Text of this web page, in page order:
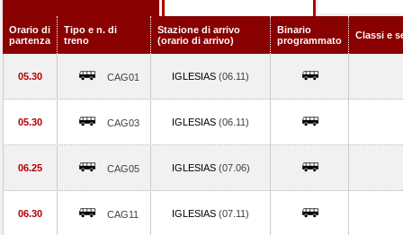
Orario di
partenza
Tipo e n. di
treno
Stazione di arrivo
(orario di arrivo)
Binario
programmato
Classi e
05.30 CAG01 IGLESIAS (06.11)
05.30 CAG03 IGLESIAS (06.11)
06.25 CAG05 IGLESIAS (07.06)
06.30 CAG11 IGLESIAS (07.11)